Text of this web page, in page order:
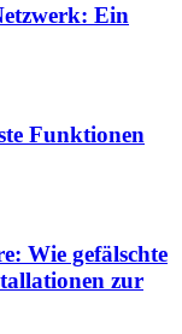
Ein
Funktionen
Wie gefälschte
zur